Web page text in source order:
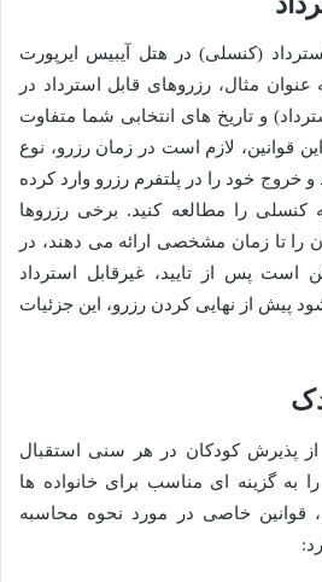
(کنسلی) در هتل آیبیس ایرپورت
عنوان مثال، رزروهای قابل استرداد در
و تاریخ های انتخابی شما متفاوت
قوانین، لازم است در زمان رزرو، نوع
و خروج خود را در پلتفرم رزرو وارد کرده
را مطالعه کنید. برخی رزروها
را تا زمان مشخصی ارائه می دهند، در
پس از تایید، غیرقابل استرداد
پیش از نهایی کردن رزرو، این جزئیات
از پذیرش کودکان در هر سنی استقبال
به گزینه ای مناسب برای خانواده ها
قوانین خاصی در مورد نحوه محاسبه